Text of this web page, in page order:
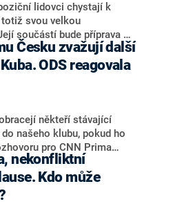
lidovci chystají k
svou velkou
součástí bude příprava na
na setkání s novináři
Grolich. Ten zároveň v
ve Vyškově. Popsal i
strany nebo političtí
a v defenzivě. „Je to
na chyby vlády. Ministři s
Chceme ale ukazovat
na dotaz CNN Prima
ODS reagovala
někteří stávající
našeho klubu, pokud ho
pro CNN Prima
a jihočeský hejtman
ale získat by takto mohl
Hrabu, který je dnes
09. Hraba to na dotaz
Kdo může